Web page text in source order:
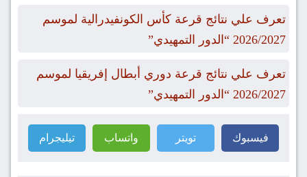
تعرف علي نتائج قرعة كأس الكونفيدرالية لموسم
2026/2027 “الدور التمهيدي”
تعرف علي نتائج قرعة دوري أبطال إفريقيا لموسم
2026/2027 “الدور التمهيدي”
فيسبوك تويتر واتساب تيليجرام